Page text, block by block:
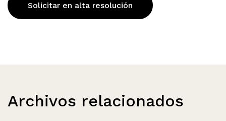
Solicitar en alta resolución
Archivos relacionados